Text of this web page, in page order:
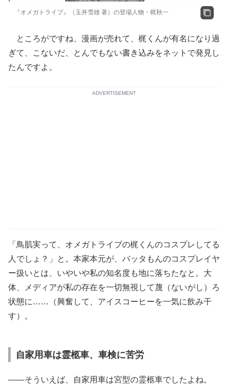
『オメガトライブ』（玉井雪雄 著）の登場人物・梶秋一
ところがですね、漫画が売れて、梶くんが有名になり過
ぎて、こないだ、とんでもない書き込みをネットで発見し
たんですよ。
ADVERTISEMENT
「鳥肌実って、オメガトライブの梶くんのコスプレしてる
人でしょ？」と。本家本元が、バッタもんのコスプレイヤ
ー扱いとは、いやいや私の知名度も地に落ちたなと。大
体、メディアが私の存在を一切無視して蔑（ないがし）ろ
状態に……（興奮して、アイスコーヒーを一気に飲み干
す）。
自家用車は霊柩車、車検に苦労
――そういえば、自家用車は宮型の霊柩車でしたよね。